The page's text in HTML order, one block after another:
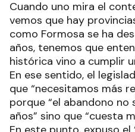
Cuando uno mira el
vemos que hay
como Formosa se ha
años, tenemos que
histórica vino a cumplir
En ese sentido, el
que “necesitamos más
porque “el abandono no
años” sino que “cuesta